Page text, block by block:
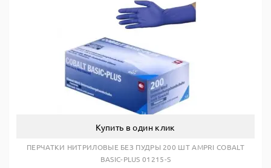
Купить в один клик
ПЕРЧАТКИ НИТРИЛОВЫЕ БЕЗ ПУДРЫ 200 ШТ AMPRI COBALT
BASIC-PLUS 01215-S